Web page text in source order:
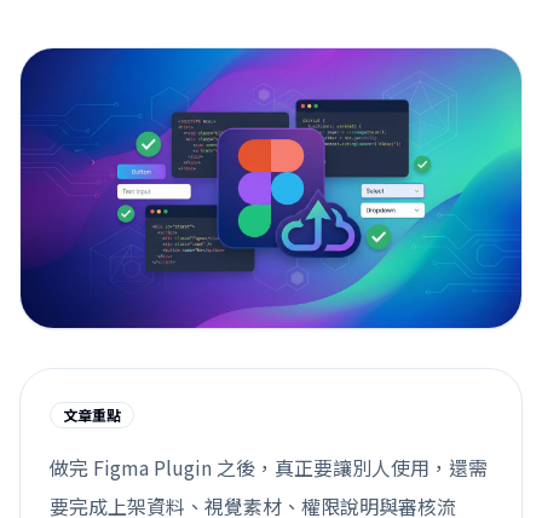
文章重點
做完 Figma Plugin 之後，真正要讓別人使用，還需
要完成上架資料、視覺素材、權限說明與審核流